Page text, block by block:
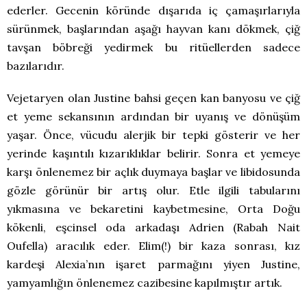
ederler. Gecenin köründe dışarıda iç çamaşırlarıyla
sürünmek, başlarından aşağı hayvan kanı dökmek, çiğ
tavşan böbreği yedirmek bu ritüellerden sadece
bazılarıdır.
Vejetaryen olan Justine bahsi geçen kan banyosu ve çiğ
et yeme sekansının ardından bir uyanış ve dönüşüm
yaşar. Önce, vücudu alerjik bir tepki gösterir ve her
yerinde kaşıntılı kızarıklıklar belirir. Sonra et yemeye
karşı önlenemez bir açlık duymaya başlar ve libidosunda
gözle görünür bir artış olur. Etle ilgili tabularını
yıkmasına ve bekaretini kaybetmesine, Orta Doğu
kökenli, eşcinsel oda arkadaşı Adrien (Rabah Nait
Oufella) aracılık eder. Elim(!) bir kaza sonrası, kız
kardeşi Alexia’nın işaret parmağını yiyen Justine,
yamyamlığın önlenemez cazibesine kapılmıştır artık.